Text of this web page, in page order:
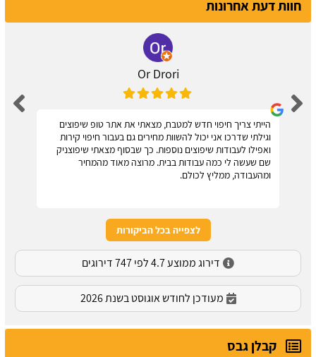
חוות דעת אחרונות
Or Drori
הייתי צריך חיפוי חדש למטבח, מצאתי את אתר טופ שיפוצים
וגילתי שדרכו אני יכול להשוות מחירים גם בעבור חיפוי קירות
ואפילו לעבודות שיפוצים נוספות. כך שבסוף מצאתי שיפוצניק
שם שעשה לי כמה עבודות בבית. מרוצה מאוד מהמחיר
ומהעבודה, ממליץ לכולם.
לצפייה בכל הביקורות
דירוג ממוצע 4.7 לפי 747 דירוגים
מעודכן לחודש אוגוסט בשנת 2026
קבלן גבס